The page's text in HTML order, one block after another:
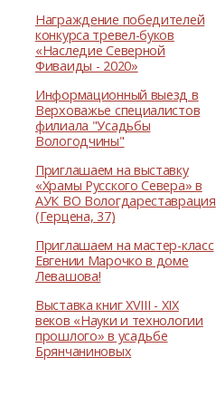
Награждение победителей
конкурса тревел-буков
«Наследие Северной
Фиваиды - 2020»
Информационный выезд в
Верховажье специалистов
филиала "Усадьбы
Вологодчины"
Приглашаем на выставку
«Храмы Русского Севера» в
АУК ВО Вологдареставрация
(Герцена, 37)
Приглашаем на мастер-класс
Евгении Марочко в доме
Левашова!
Выставка книг XVIII - XIX
веков «Науки и технологии
прошлого» в усадьбе
Брянчаниновых